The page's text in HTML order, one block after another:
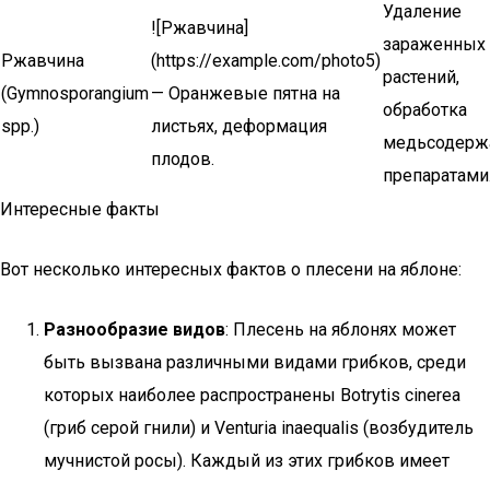
Ржавчина
(Gymnosporangium
spp.)
![Ржавчина]
(https://example.com/photo5)
— Оранжевые пятна на
листьях, деформация
плодов.
Удаление
зараженных
растений,
обработка
Интересные факты
Вот несколько интересных фактов о плесени на яблоне:
Разнообразие видов: Плесень на яблонях может
быть вызвана различными видами грибков, среди
которых наиболее распространены Botrytis cinerea
(гриб серой гнили) и Venturia inaequalis (возбудитель
мучнистой росы). Каждый из этих грибков имеет